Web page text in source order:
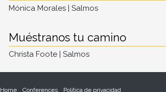
Mónica Morales | Salmos
Muéstranos tu camino
Christa Foote | Salmos
Home Conferences Política de privacidad